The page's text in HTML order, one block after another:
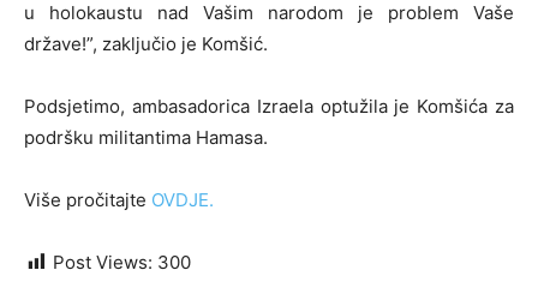
u holokaustu nad Vašim narodom je problem Vaše
države!”, zaključio je Komšić.
Podsjetimo, ambasadorica Izraela optužila je Komšića za
podršku militantima Hamasa.
Više pročitajte OVDJE.
Post Views: 300